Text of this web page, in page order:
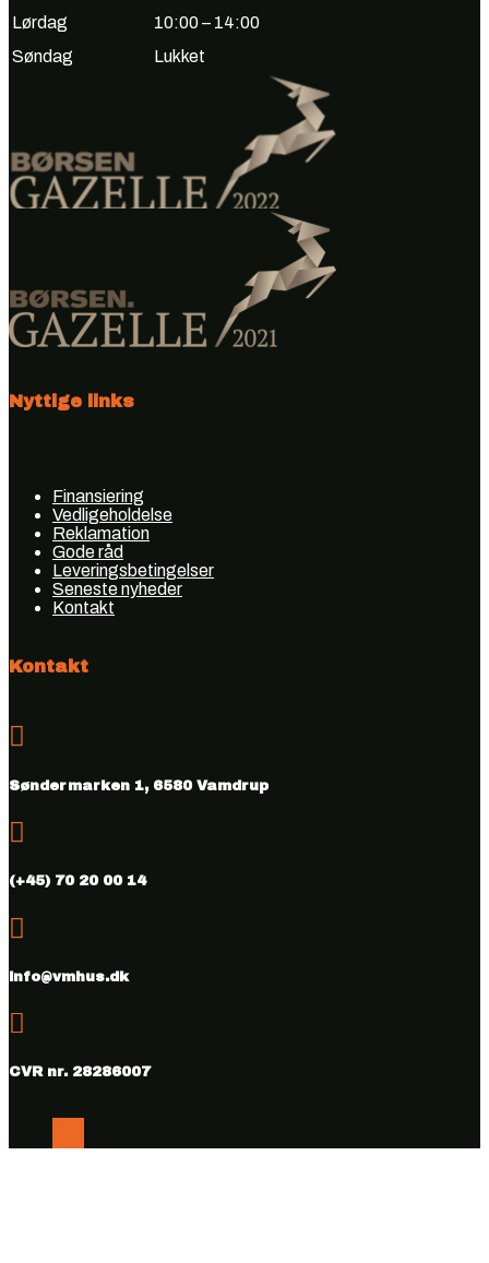
Lørdag
10:00 – 14:00
Søndag
Lukket
Nyttige links
Finansiering
Vedligeholdelse
Reklamation
Gode råd
Leveringsbetingelser
Seneste nyheder
Kontakt
Kontakt

Søndermarken 1, 6580 Vamdrup

(+45) 70 20 00 14

info@vmhus.dk

CVR nr. 28286007